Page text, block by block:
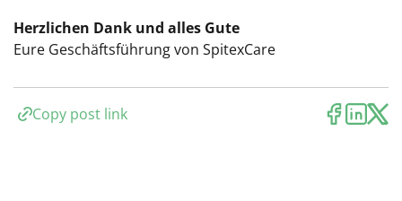
Herzlichen Dank und alles Gute
Eure Geschäftsführung von SpitexCare
Copy post link